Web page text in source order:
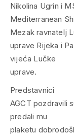
Nikolina Ugrin i
Mediterranean
Mezak ravnatelj
uprave Rijeka i
vijeća Lučke
uprave.
Predstavnici
AGCT pozdravili
predali mu
plaketu